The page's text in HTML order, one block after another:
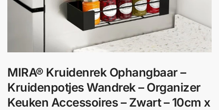
MIRA® Kruidenrek Ophangbaar –
Kruidenpotjes Wandrek – Organizer
Keuken Accessoires – Zwart – 10cm x